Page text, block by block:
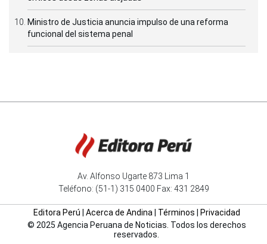
Ministro de Justicia anuncia impulso de una reforma
funcional del sistema penal
Av. Alfonso Ugarte 873 Lima 1
Teléfono: (51-1) 315 0400 Fax: 431 2849
Editora Perú Acerca de Andina Términos
Privacidad
© 2025 Agencia Peruana de Noticias. Todos los derechos
reservados.